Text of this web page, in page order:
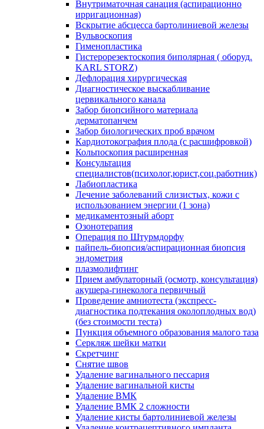
Внутриматочная санация (аспирационно
ирригационная)
Вскрытие абсцесса бартолиниевой железы
Вульвоскопия
Гименопластика
Гистерорезектоскопия биполярная ( оборуд.
KARL STORZ)
Дефлорация хирургическая
Диагностическое выскабливание
цервикального канала
Забор биопсийного материала
дерматопанчем
Забор биологических проб врачом
Кардиотокография плода (с расшифровкой)
Кольпоскопия расширенная
Консультация
специалистов(психолог,юрист,соц.работник)
Лабиопластика
Лечение заболеваний слизистых, кожи с
использованием энергии (1 зона)
медикаментозный аборт
Озонотерапия
Операция по Штурмдорфу
пайпель-биопсия/аспирационная биопсия
эндометрия
плазмолифтинг
Прием амбулаторный (осмотр, консультация)
акушера-гинеколога первичный
Проведение амниотеста (экспресс-
диагностика подтекания околоплодных вод)
(без стоимости теста)
Пункция объемного образования малого таза
Серкляж шейки матки
Скретчинг
Снятие швов
Удаление вагинального пессария
Удаление вагинальной кисты
Удаление ВМК
Удаление ВМК 2 сложности
Удаление кисты бартолиниевой железы